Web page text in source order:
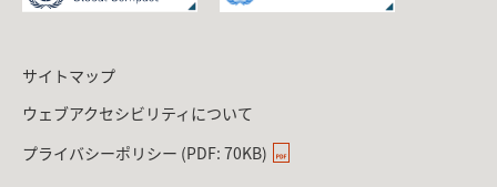
サイトマップ
ウェブアクセシビリティについて
プライバシーポリシー (PDF: 70KB)